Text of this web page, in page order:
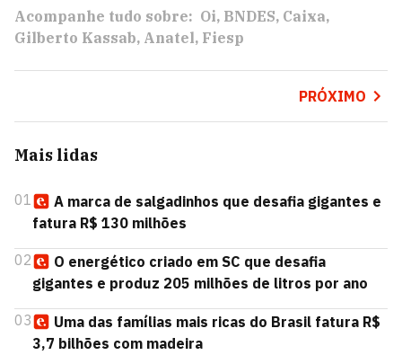
Acompanhe tudo sobre: Oi BNDES Caixa
Gilberto Kassab Anatel Fiesp
PRÓXIMO
Mais lidas
01
A marca de salgadinhos que desafia gigantes e
fatura R$ 130 milhões
02
O energético criado em SC que desafia
gigantes e produz 205 milhões de litros por ano
03
Uma das famílias mais ricas do Brasil fatura R$
3,7 bilhões com madeira